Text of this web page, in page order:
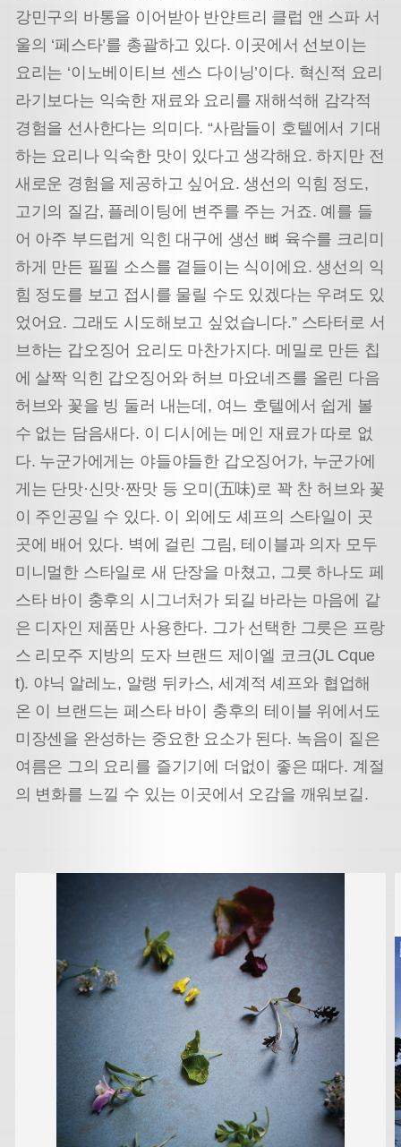
강민구의 바통을 이어받아 반얀트리 클럽 앤 스파 서
울의 ‘페스타’를 총괄하고 있다. 이곳에서 선보이는
요리는 ‘이노베이티브 센스 다이닝’이다. 혁신적 요리
라기보다는 익숙한 재료와 요리를 재해석해 감각적
경험을 선사한다는 의미다. “사람들이 호텔에서 기대
하는 요리나 익숙한 맛이 있다고 생각해요. 하지만 전
새로운 경험을 제공하고 싶어요. 생선의 익힘 정도,
고기의 질감, 플레이팅에 변주를 주는 거죠. 예를 들
어 아주 부드럽게 익힌 대구에 생선 뼈 육수를 크리미
하게 만든 필필 소스를 곁들이는 식이에요. 생선의 익
힘 정도를 보고 접시를 물릴 수도 있겠다는 우려도 있
었어요. 그래도 시도해보고 싶었습니다.” 스타터로 서
브하는 갑오징어 요리도 마찬가지다. 메밀로 만든 칩
에 살짝 익힌 갑오징어와 허브 마요네즈를 올린 다음
허브와 꽃을 빙 둘러 내는데, 여느 호텔에서 쉽게 볼
수 없는 담음새다. 이 디시에는 메인 재료가 따로 없
다. 누군가에게는 야들야들한 갑오징어가, 누군가에
게는 단맛·신맛·짠맛 등 오미(五味)로 꽉 찬 허브와 꽃
이 주인공일 수 있다. 이 외에도 셰프의 스타일이 곳
곳에 배어 있다. 벽에 걸린 그림, 테이블과 의자 모두
미니멀한 스타일로 새 단장을 마쳤고, 그릇 하나도 페
스타 바이 충후의 시그너처가 되길 바라는 마음에 같
은 디자인 제품만 사용한다. 그가 선택한 그릇은 프랑
스 리모주 지방의 도자 브랜드 제이엘 코크(JL Cque
t). 야닉 알레노, 알랭 뒤카스, 세계적 셰프와 협업해
온 이 브랜드는 페스타 바이 충후의 테이블 위에서도
미장센을 완성하는 중요한 요소가 된다. 녹음이 짙은
여름은 그의 요리를 즐기기에 더없이 좋은 때다. 계절
의 변화를 느낄 수 있는 이곳에서 오감을 깨워보길.